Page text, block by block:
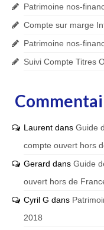
Patrimoine nos-
Compte sur marge
Patrimoine nos-
Suivi Compte Titres
Laurent dans Guide
compte ouvert hors
Gerard dans Guide
ouvert hors de
Cyril G dans
2018